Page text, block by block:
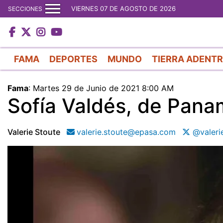
SECCIONES VIERNES 07 DE AGOSTO DE 2026
FAMA DEPORTES MUNDO TIERRA
Fama: Martes 29 de Junio de 2021 8:00 AM
Sofía Valdés, de
Valerie Stoute valerie.stoute@epasa.com